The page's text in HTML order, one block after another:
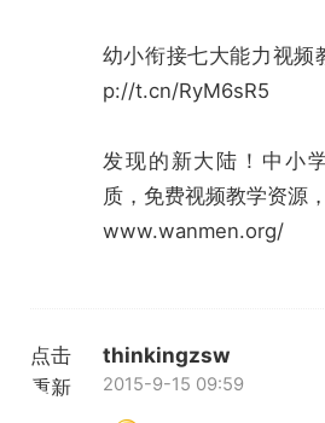
幼小衔接七大能力视频
p://t.cn/RyM6sR5
发现的新大陆！中小
质，免费视频教学资源
www.wanmen.org/
点击
重新
thinkingzsw
2015-9-15 09:59